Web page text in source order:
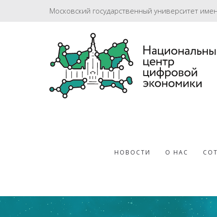
Московский государственный университет
НОВОСТИ О НАС